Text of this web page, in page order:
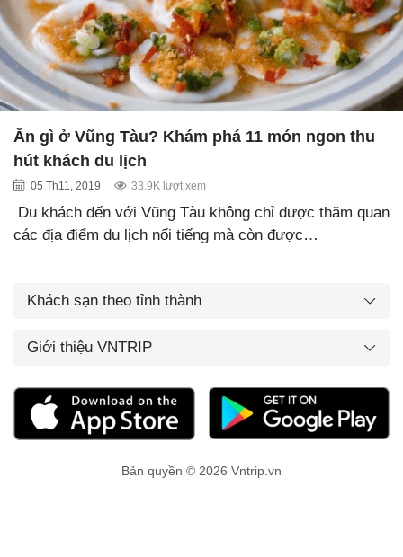
Ăn gì ở Vũng Tàu? Khám phá 11 món ngon thu
hút khách du lịch
05 Th11, 2019 33.9K lượt xem
Du khách đến với Vũng Tàu không chỉ được thăm quan
các địa điểm du lịch nổi tiếng mà còn được…
Khách sạn theo tỉnh thành
Giới thiệu VNTRIP
Bản quyền © 2026 Vntrip.vn